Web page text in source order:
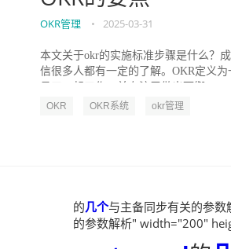
OKR管理 • 2025-03-31
本文关于okr的实施标准步骤是什么？
信很多人都有一定的了解。OKR定义
OKR OKR系统 okr管理
的几个与主备同步有关的参
的参数解析" width="200"